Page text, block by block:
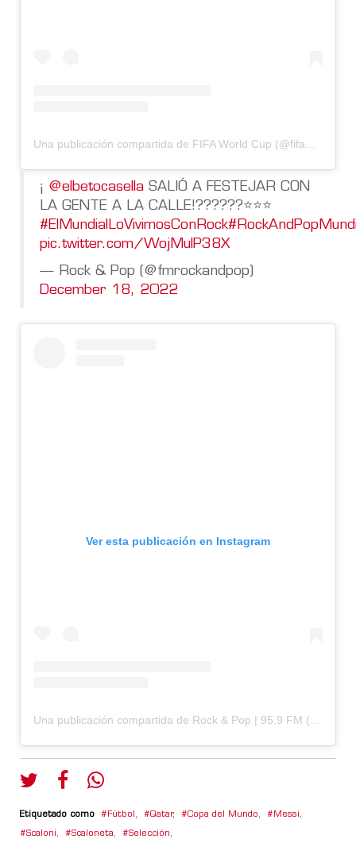
¡ @elbetocasella SALIÓ A FESTEJAR CON
LA GENTE A LA CALLE!??????⭐️⭐️⭐️
#ElMundialLoVivimosConRock
pic.twitter.com/WojMulP38X
— Rock & Pop (@fmrockandpop)
December 18, 2022
Ver esta publicación en Instagram
Una publicación compartida de Rock & Pop | 95.9 FM (@fmrockandpop)
Etiquetado como Fútbol, Qatar, Copa del Mundo, Messi,
Scaloni, Scaloneta, Selección,